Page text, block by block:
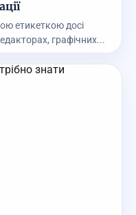
етикеткою досі
графічних...